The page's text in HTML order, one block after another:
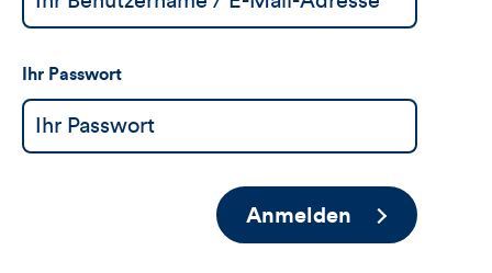
Ihr Passwort
Anmelden